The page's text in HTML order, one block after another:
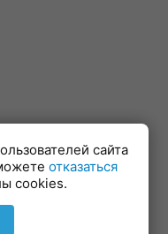
сайта
отказаться
cookies.